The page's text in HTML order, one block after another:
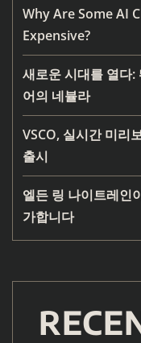
Why Are Some AI
Expensive?
새로운 시대를 열다:
어의 네뷸라
VSCO, 실시간 미리
출시
엘든 링 나이트레인
가합니다